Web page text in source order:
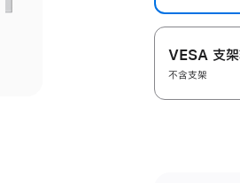
VESA 支
不含支架